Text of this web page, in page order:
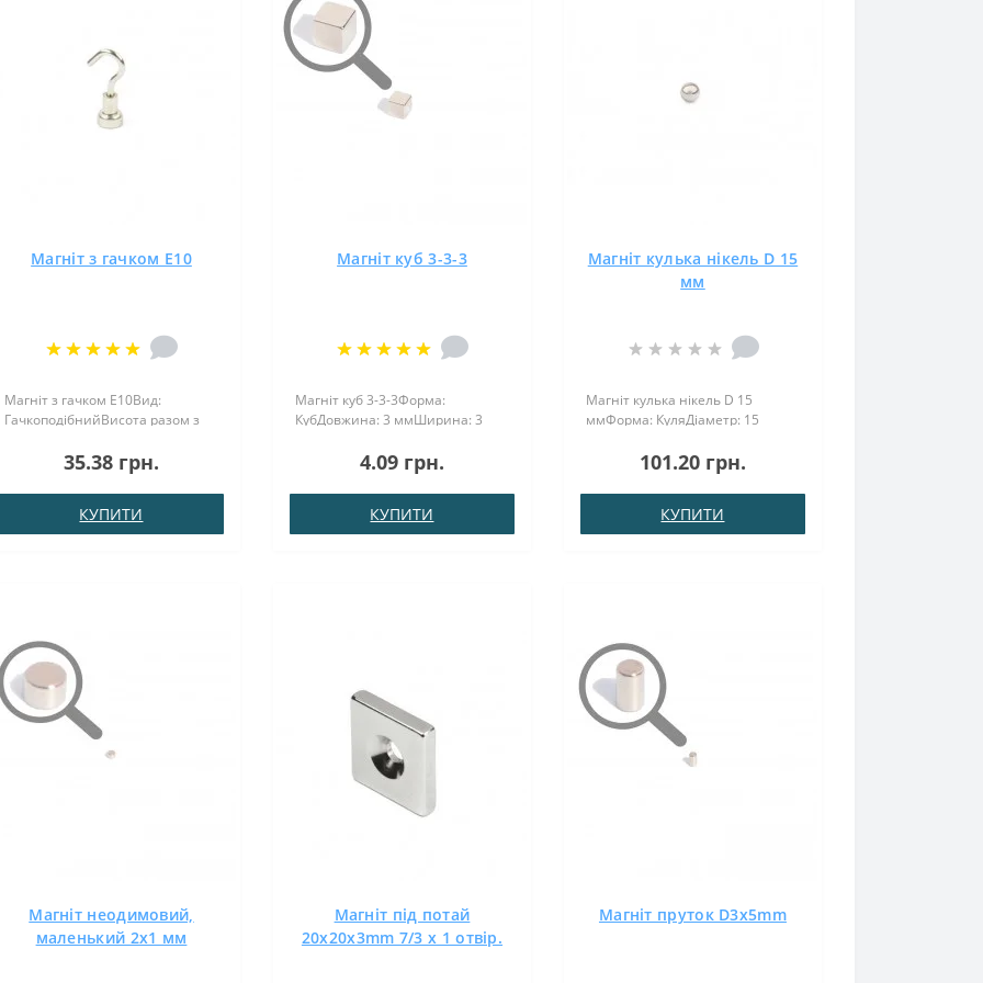
Магніт з гачком E10
Магніт з гачком E10Вид:
ГачкоподібнийВисота разом з
рукавом 12 ммДіаметр
зовнішній : 10 ммДіаметр внутр.
різьблення : 3.мВисота : 5
ммВага: 5,00 грПоверх. нікель .:
(Ni-Cu-Ni)Намагнічення:
35.38 грн.
КУПИТИ
Магніт куб 3-3-3
Магніт куб 3-3-3Форма:
КубДовжина: 3 ммШирина: 3
аксіальнеВага: 0,20 грПоверх.
нікель .: (Ni-Cu-Ni)Намагнічення:
N38Зчеплення прибл .: 0.400
кгТемпература використання:
до 80 ° CМагніт куб 3х3х3
4.09 грн.
КУПИТИ
Магніт кулька нікель D 15
мм
Магніт кулька нікель D 15
ммФорма: КуляДіаметр: 15
аксіальнеВага: 7,5 грПоверх.
нікель .: (Ni-Cu-Ni)Намагнічення:
N38Зчеплення прибл .: 2,5
кгТемпература використання:
до 80 ° CКулька D 15 мм володіє
101.20 грн.
КУПИТИ
Магніт неодимовий,
маленький 2х1 мм
Магніт під потай
20x20x3mm 7/3 х 1 отвір.
Магніт пруток D3x5mm